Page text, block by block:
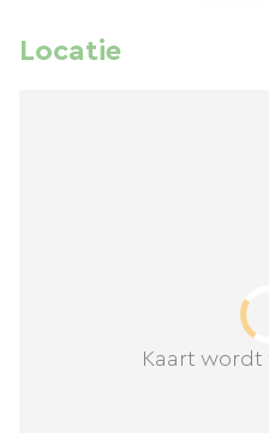
Locatie
Kaart wordt